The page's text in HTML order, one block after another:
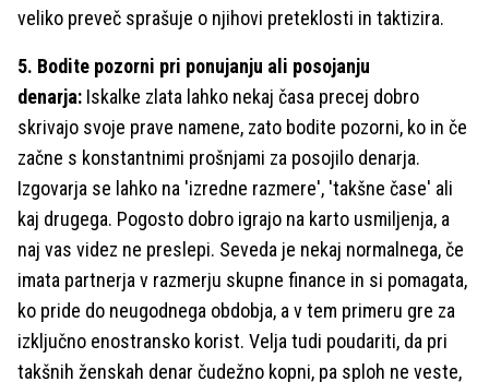
veliko preveč sprašuje o njihovi preteklosti in taktizira.
5. Bodite pozorni pri ponujanju ali posojanju
denarja: Iskalke zlata lahko nekaj časa precej dobro
skrivajo svoje prave namene, zato bodite pozorni, ko in če
začne s konstantnimi prošnjami za posojilo denarja.
Izgovarja se lahko na 'izredne razmere', 'takšne čase' ali
kaj drugega. Pogosto dobro igrajo na karto usmiljenja, a
naj vas videz ne preslepi. Seveda je nekaj normalnega, če
imata partnerja v razmerju skupne finance in si pomagata,
ko pride do neugodnega obdobja, a v tem primeru gre za
izključno enostransko korist. Velja tudi poudariti, da pri
takšnih ženskah denar čudežno kopni, pa sploh ne veste,